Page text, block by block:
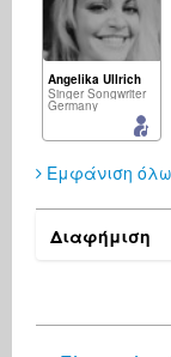
Angelika Ullrich
Singer Songwriter
Germany
Εμφάνιση
Διαφήμιση